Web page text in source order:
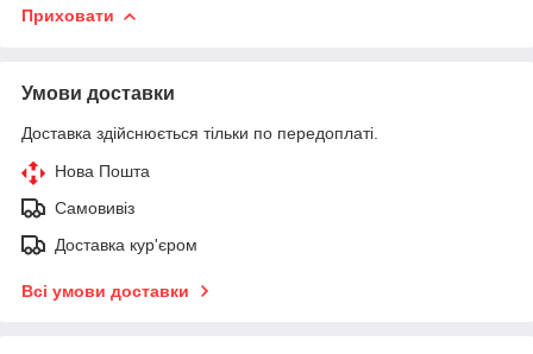
Приховати
Умови доставки
Доставка здійснюється тільки по передоплаті.
Нова Пошта
Самовивіз
Доставка кур'єром
Всі умови доставки